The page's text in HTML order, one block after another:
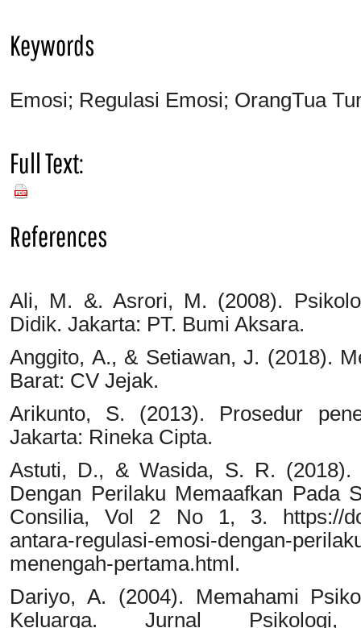
Keywords
Emosi; Regulasi Emosi; OrangTua
Full Text:
PDF
References
Ali, M. &. Asrori, M. (2008).
Didik. Jakarta: PT. Bumi Aksara.
Anggito, A., & Setiawan, J. (2018).
Barat: CV Jejak.
Arikunto, S. (2013). Prosedur
Jakarta: Rineka Cipta.
Astuti, D., & Wasida, S. R. (2018).
Dengan Perilaku Memaafkan Pada
Consilia, Vol 2 No 1, 3. https://
antara-regulasi-emosi-dengan-
menengah-pertama.html.
Dariyo, A. (2004). Memahami
Keluarga. Jurnal